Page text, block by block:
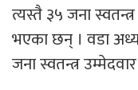
त्यस्तै ३५ जना स्वतन्त्र
भएका छन् । वडा
जना स्वतन्त्र